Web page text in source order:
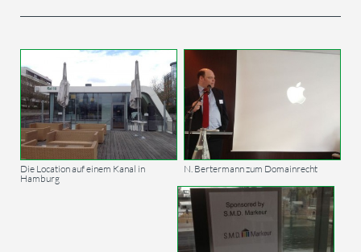
Die Location auf einem Kanal in
Hamburg
N. Bertermann zum Domainrecht